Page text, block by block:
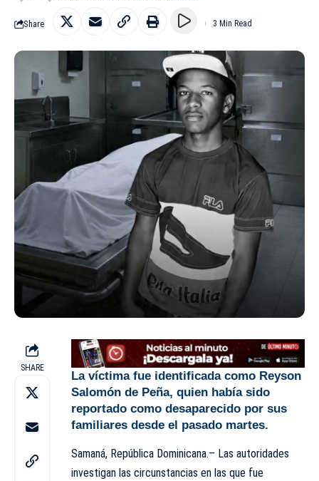
Share 3 Min Read
SHARE
La víctima fue identificada como Reyson
Salomón de Peña, quien había sido
reportado como desaparecido por sus
familiares desde el pasado martes.
Samaná, República Dominicana.– Las autoridades
investigan las circunstancias en las que fue